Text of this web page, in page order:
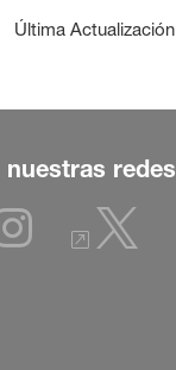
Última Actualización
nuestras redes